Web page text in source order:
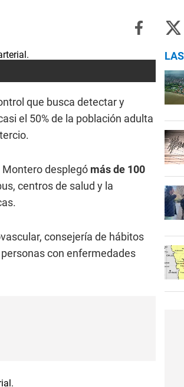
que busca detectar y
el 50% de la población adulta
Montero desplegó más de 100
centros de salud y la
consejería de hábitos
con enfermedades